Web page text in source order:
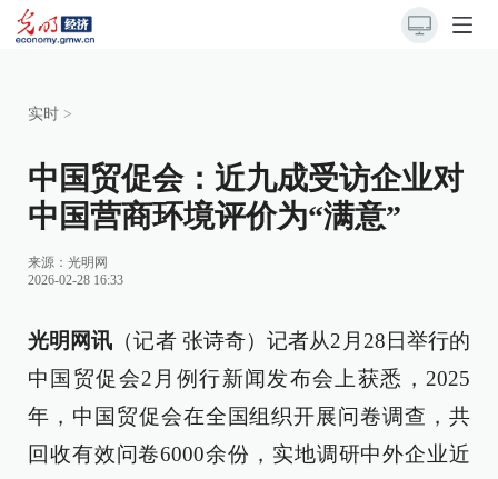
实时 >
中国贸促会：近九成受访企业对
中国营商环境评价为“满意”
来源： 光明网
2026-02-28 16:33
光明网讯 （记者 张诗奇）记者从2月28日举行的
中国贸促会2月例行新闻发布会上获悉，2025
年，中国贸促会在全国组织开展问卷调查，共
回收有效问卷6000余份，实地调研中外企业近